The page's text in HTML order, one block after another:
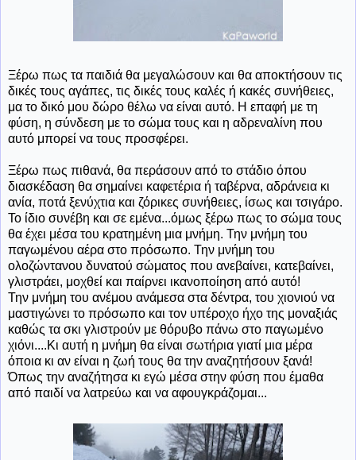
Ξέρω πως τα παιδιά θα μεγαλώσουν και θα αποκτήσουν τις
δικές τους αγάπες, τις δικές τους καλές ή κακές συνήθειες,
μα το δικό μου δώρο θέλω να είναι αυτό. Η επαφή με τη
φύση, η σύνδεση με το σώμα τους και η αδρεναλίνη που
αυτό μπορεί να τους προσφέρει.
Ξέρω πως πιθανά, θα περάσουν από το στάδιο όπου
διασκέδαση θα σημαίνει καφετέρια ή ταβέρνα, αδράνεια κι
ανία, ποτά ξενύχτια και ζόρικες συνήθειες, ίσως και τσιγάρο.
Το ίδιο συνέβη και σε εμένα...όμως ξέρω πως το σώμα τους
θα έχει μέσα του κρατημένη μια μνήμη. Την μνήμη του
παγωμένου αέρα στο πρόσωπο. Την μνήμη του
ολοζώντανου δυνατού σώματος που ανεβαίνει, κατεβαίνει,
γλιστράει, μοχθεί και παίρνει ικανοποίηση από αυτό!
Την μνήμη του ανέμου ανάμεσα στα δέντρα, του χιονιού να
μαστιγώνει το πρόσωπο και τον υπέροχο ήχο της μοναξιάς
καθώς τα σκι γλιστρούν με θόρυβο πάνω στο παγωμένο
χιόνι....Κι αυτή η μνήμη θα είναι σωτήρια γιατί μια μέρα
όποια κι αν είναι η ζωή τους θα την αναζητήσουν ξανά!
Όπως την αναζήτησα κι εγώ μέσα στην φύση που έμαθα
από παιδί να λατρεύω και να αφουγκράζομαι...